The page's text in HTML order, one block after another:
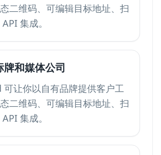
二维码、可编辑目标地址、扫
集成。
牌和媒体公司
可让你以自有品牌提供客户工
二维码、可编辑目标地址、扫
集成。